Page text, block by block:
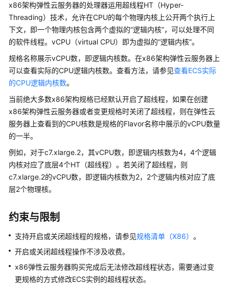
用
户
指
南
通
IAM
授
予
使
用
的
权
限
例
ECS
实
概
述
x86架构弹性云服务器的处理器运用超线程HT（Hyper-
Threading）技术，允许在CPU的每个物理内核上公开两个执行上
下文，即一个物理内核包含两个虚拟的“逻辑内核”，可以处理不同
的软件线程。vCPU（virtual CPU）即为虚拟的“逻辑内核”。
规格名称展示vCPU数，即逻辑内核数。在x86架构弹性云服务器 上
可以查看实际的CPU逻辑内核数。查看方法，请参见查看ECS实际
的CPU逻辑内核数。
当前绝大多数x86架构规格已经默认开启了超线程，如果在创建
x86架构弹性云服务器或者变更规格时关闭了超线程，则在弹性云
服务器 上查看到的CPU核数是规格的Flavor名称中展示的vCPU数量
的一半。
例如，对于c7.xlarge.2，其vCPU数，即逻辑内核数为4，4个逻辑
内核对应了底层4个HT（超线程）。若关闭了超线程，则
c7.xlarge.2的vCPU数，即逻辑内核数为2，2个逻辑内核对应了底
层2个物理核。
约束与限制
支持开启或关闭超线程的规格，请参见规格清单（X86） 。
开启或关闭超线程操作不涉及收费。
x86弹性云服务器购买完成后无法修改超线程状态，需要通过变
更规格的方式修改ECS实例的超线程状态。